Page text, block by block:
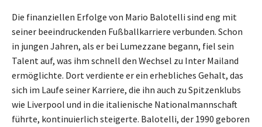
Die finanziellen Erfolge von Mario Balotelli sind eng mit
seiner beeindruckenden Fußballkarriere verbunden. Schon
in jungen Jahren, als er bei Lumezzane begann, fiel sein
Talent auf, was ihm schnell den Wechsel zu Inter Mailand
ermöglichte. Dort verdiente er ein erhebliches Gehalt, das
sich im Laufe seiner Karriere, die ihn auch zu Spitzenklubs
wie Liverpool und in die italienische Nationalmannschaft
führte, kontinuierlich steigerte. Balotelli, der 1990 geboren